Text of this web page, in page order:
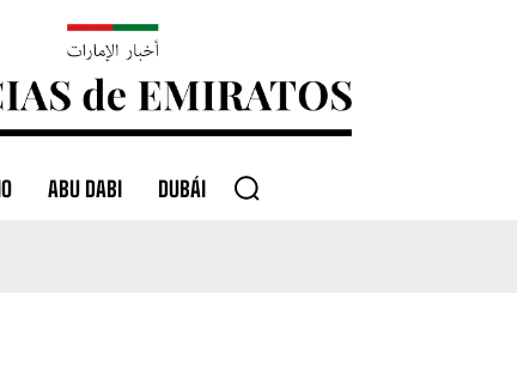
ABU DABI DUBÁI